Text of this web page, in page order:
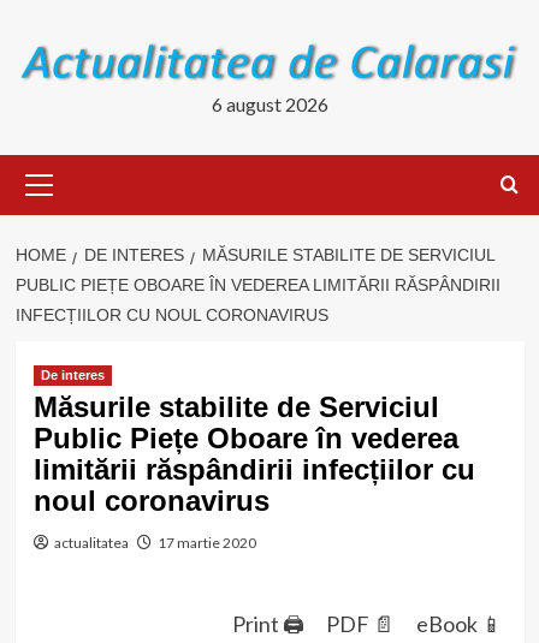
content
6 august 2026
Menu
HOME DE INTERES
MĂSURILE STABILITE DE SERVICIUL
PUBLIC PIEȚE OBOARE ÎN VEDEREA LIMITĂRII RĂSPÂNDIRII
INFECȚIILOR CU NOUL CORONAVIRUS
De interes
Măsurile stabilite de Serviciul
Public Piețe Oboare în vederea
limitării răspândirii infecțiilor cu
noul coronavirus
actualitatea 17 martie 2020
Print 🖨 PDF 📄
eBook 📱